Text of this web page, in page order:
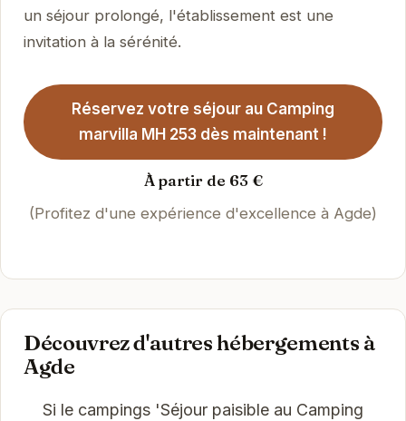
un séjour prolongé, l'établissement est une
invitation à la sérénité.
Réservez votre séjour au Camping
marvilla MH 253 dès maintenant !
À partir de 63 €
(Profitez d'une expérience d'excellence à Agde)
Découvrez d'autres hébergements à
Agde
Si le campings 'Séjour paisible au Camping